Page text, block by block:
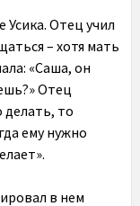
Усика. Отец учил
– хотя мать
«Саша, он
Отец
делать, то
ему нужно
в нем